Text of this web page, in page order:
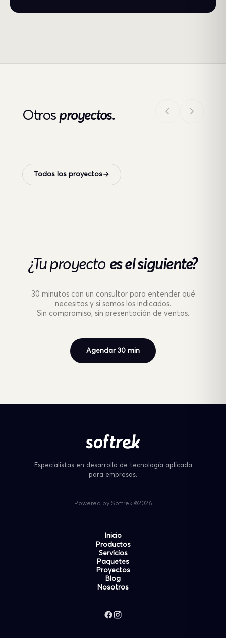
Otros proyectos.
Todos los proyectos
¿Tu proyecto es el siguiente?
30 minutos con un consultor para entender qué
necesitas y si somos los indicados.
Sin compromiso, sin presentación de ventas.
Agendar 30 min
Inicio
Productos
Servicios
Paquetes
Proyectos
Blog
Nosotros
Especialistas en desarrollo de tecnología aplicada
para empresas.
Powered by Softrek ©2026